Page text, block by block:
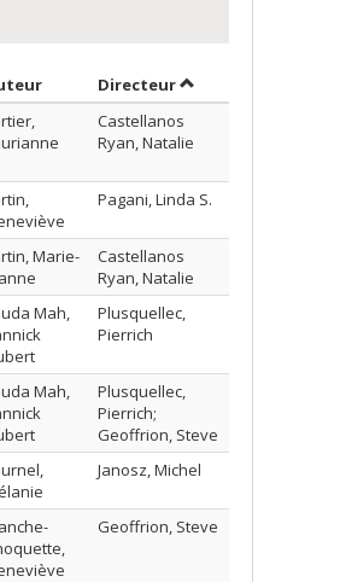
Trier par auteur en ordre croissant
Directeurpar contributeur
Castellanos
Ryan, Natalie
Pagani, Linda S.
Marie-
Castellanos
Ryan, Natalie
Mah,
Plusquellec,
Pierrich
Mah,
Plusquellec,
Pierrich;
Geoffrion, Steve
Janosz, Michel
Geoffrion, Steve